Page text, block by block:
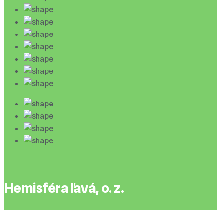
Hemisféra ľavá, o. z.